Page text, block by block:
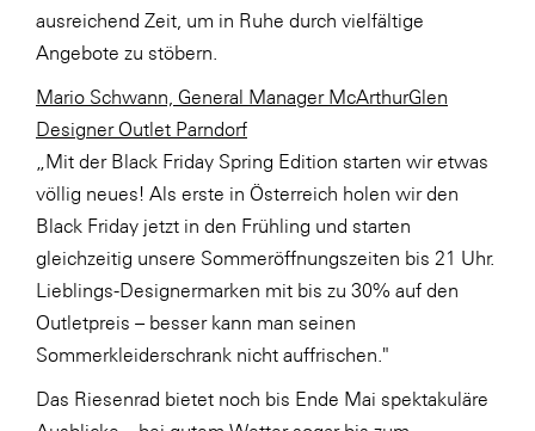
sebamed
SeneCura
SERVICE&MORE
SKINUANCE®
Somfy
Sony DADC
SPIEGLTEC
STIHL Tirol
Trend Micro
TAG GmbH
ausreichend Zeit, um in Ruhe durch vielfältige
Angebote zu stöbern.
Mario Schwann, General Manager McArthurGlen
Designer Outlet Parndorf
„Mit der Black Friday Spring Edition starten wir etwas
völlig neues! Als erste in Österreich holen wir den
Black Friday jetzt in den Frühling und starten
gleichzeitig unsere Sommeröffnungszeiten bis 21 Uhr.
Lieblings-Designermarken mit bis zu 30% auf den
Outletpreis – besser kann man seinen
Sommerkleiderschrank nicht auffrischen."
Das Riesenrad bietet noch bis Ende Mai spektakuläre